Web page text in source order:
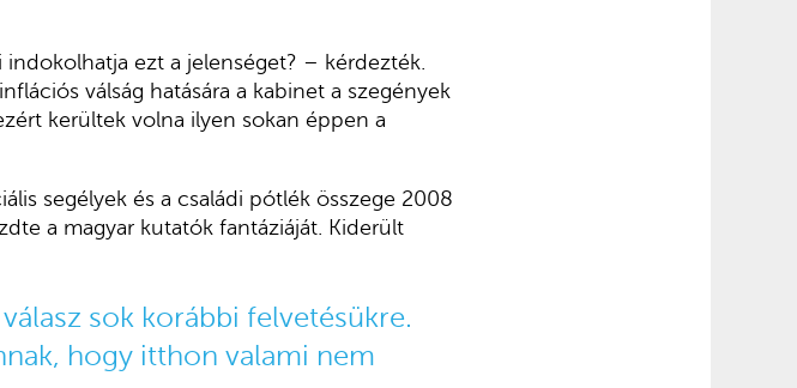
ezt a jelenséget? – kérdezték.
válság hatására a kabinet a szegények
kerültek volna ilyen sokan éppen a
segélyek és a családi pótlék összege 2008
a magyar kutatók fantáziáját. Kiderült
sok korábbi felvetésükre.
hogy itthon valami nem